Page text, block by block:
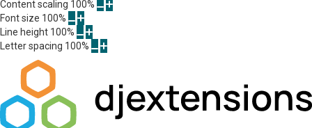
Content scaling 100%
Font size 100%
Line height 100%
Letter spacing 100%